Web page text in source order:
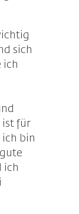
sich
ich
ist für
ich bin
ich